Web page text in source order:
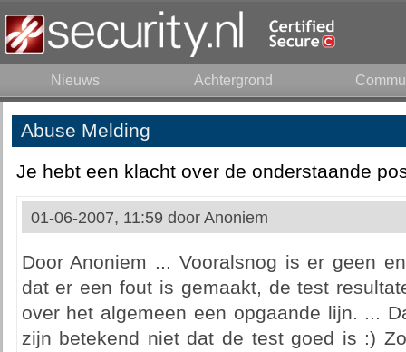
Nieuws Achtergrond
Abuse Melding
Je hebt een klacht over de onderstaande
01-06-2007, 11:59 door Anoniem
Door Anoniem ... Vooralsnog is er geen
dat er een fout is gemaakt, de test
over het algemeen een opgaande lijn. ...
zijn betekend niet dat de test goed is :)